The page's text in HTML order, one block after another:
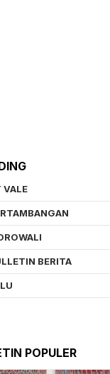
VALE
BERITA
POPULER